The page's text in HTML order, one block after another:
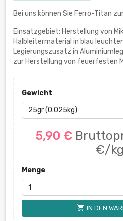
Bei uns können Sie Ferro-Titan
Einsatzgebiet: Herstellung von
Halbleitermaterial in blau
Legierungszusatz in
zur Herstellung von feuerfesten
Gewicht
5,90 €
€/
Menge
shopping_cart IN DEN